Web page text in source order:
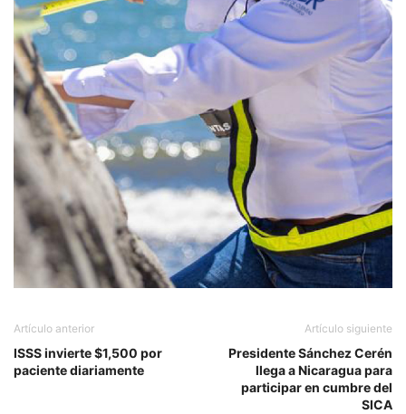
Artículo anterior
ISSS invierte $1,500 por
paciente diariamente
Artículo siguiente
Presidente Sánchez Cerén
llega a Nicaragua para
participar en cumbre del
SICA